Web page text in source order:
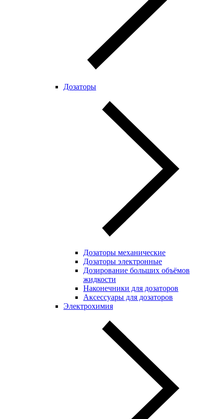
Дозаторы
Дозаторы механические
Дозаторы электронные
Дозирование больших объёмов
жидкости
Наконечники для дозаторов
Аксессуары для дозаторов
Электрохимия